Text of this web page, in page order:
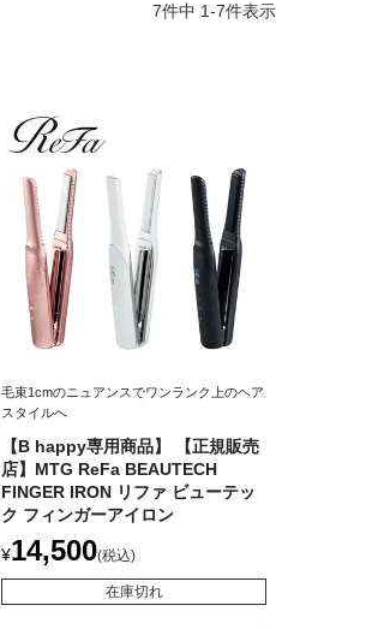
7件中 1-7件表示
毛束1cmのニュアンスでワンランク上のヘア
スタイルへ
【B happy専用商品】 【正規販売
店】MTG ReFa BEAUTECH
FINGER IRON リファ ビューテッ
ク フィンガーアイロン
¥14,500 税込
在庫切れ